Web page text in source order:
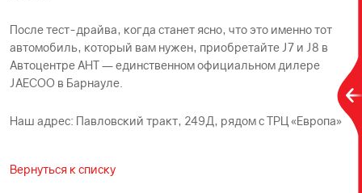
После тест-драйва, когда станет ясно, что это именно тот
автомобиль, который вам нужен, приобретайте J7 и J8 в
Автоцентре АНТ — единственном официальном дилере
JAECOO в Барнауле.
Наш адрес: Павловский тракт, 249Д, рядом с ТРЦ «Европа»
Вернуться к списку